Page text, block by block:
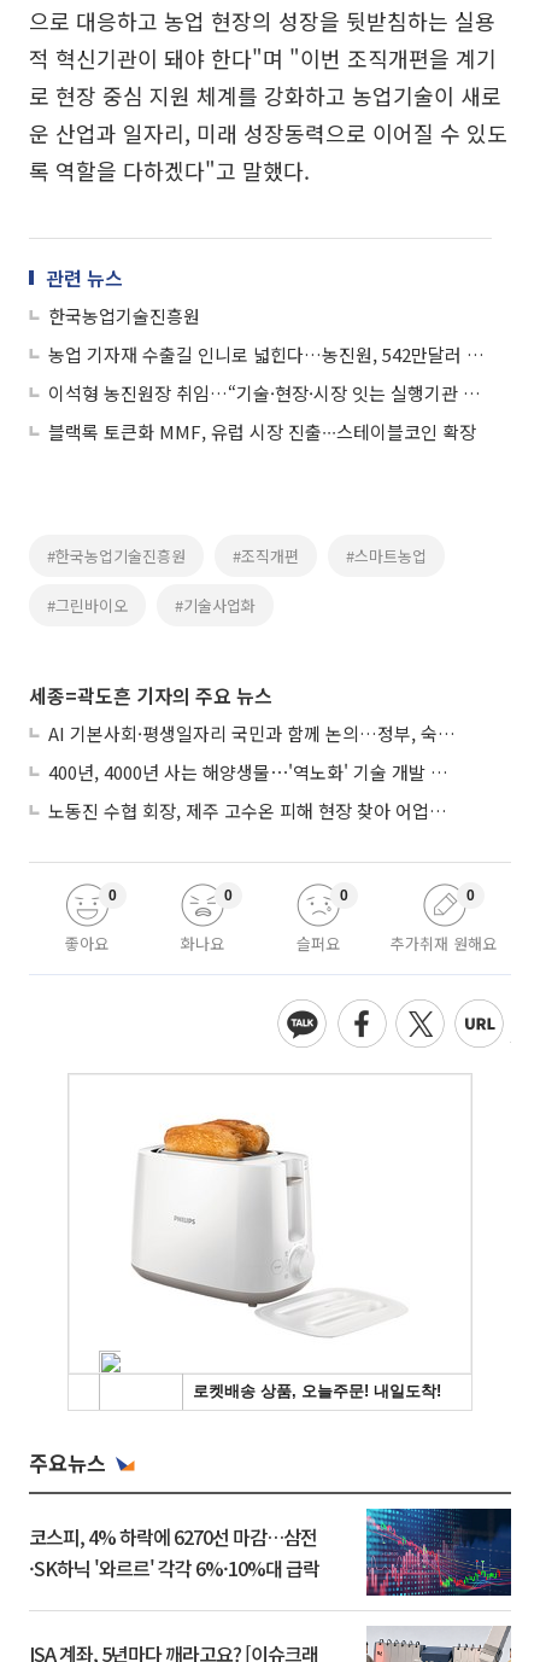
으로 대응하고 농업 현장의 성장을 뒷받침하는 실용
적 혁신기관이 돼야 한다"며 "이번 조직개편을 계기
로 현장 중심 지원 체계를 강화하고 농업기술이 새로
운 산업과 일자리, 미래 성장동력으로 이어질 수 있도
록 역할을 다하겠다"고 말했다.
관련 뉴스
한국농업기술진흥원
농업 기자재 수출길 인니로 넓힌다…농진원, 542만달러 상담 성과
이석형 농진원장 취임…“기술·현장·시장 잇는 실행기관 만들 것”
블랙록 토큰화 MMF, 유럽 시장 진출∙∙∙스테이블코인 확장
#한국농업기술진흥원 #조직개편 #스마트농업
#그린바이오 #기술사업화
세종=곽도흔 기자의 주요 뉴스
AI 기본사회·평생일자리 국민과 함께 논의…정부, 숙의공론화 착수
400년, 4000년 사는 해양생물⋯'역노화' 기술 개발 추진
노동진 수협 회장, 제주 고수온 피해 현장 찾아 어업인 지원 점검
좋아요
0
화나요
0
슬퍼요
0
추가취재 원해요
0
주요뉴스
코스피, 4% 하락에 6270선 마감…삼전
·SK하닉 '와르르' 각각 6%·10%대 급락
ISA 계좌, 5년마다 깨라고요? [이슈크래